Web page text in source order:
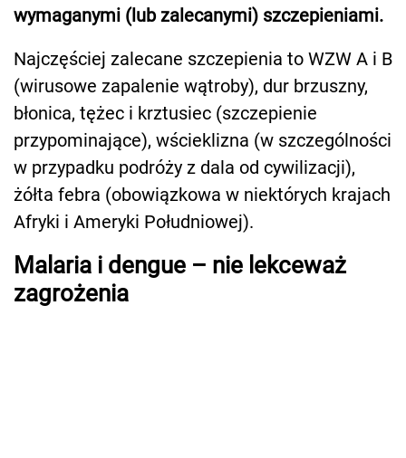
wymaganymi (lub zalecanymi) szczepieniami.
Najczęściej zalecane szczepienia to WZW A i B
(wirusowe zapalenie wątroby), dur brzuszny,
błonica, tężec i krztusiec (szczepienie
przypominające), wścieklizna (w szczególności
w przypadku podróży z dala od cywilizacji),
żółta febra (obowiązkowa w niektórych krajach
Afryki i Ameryki Południowej).
Malaria i dengue – nie lekceważ
zagrożenia